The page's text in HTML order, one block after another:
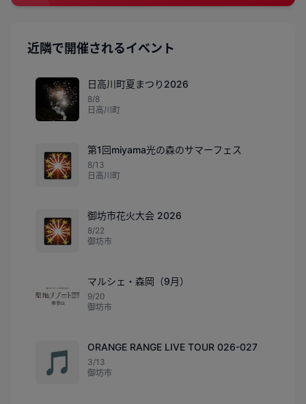
近隣で開催されるイベント
日高川町夏まつり2026
8/8
日高川町
🎇
第1回miyama光の森のサマーフェス
8/13
日高川町
🎇
御坊市花火大会 2026
8/22
御坊市
マルシェ・森岡（9月）
9/20
御坊市
🎵
ORANGE RANGE LIVE TOUR 026-027
3/13
御坊市